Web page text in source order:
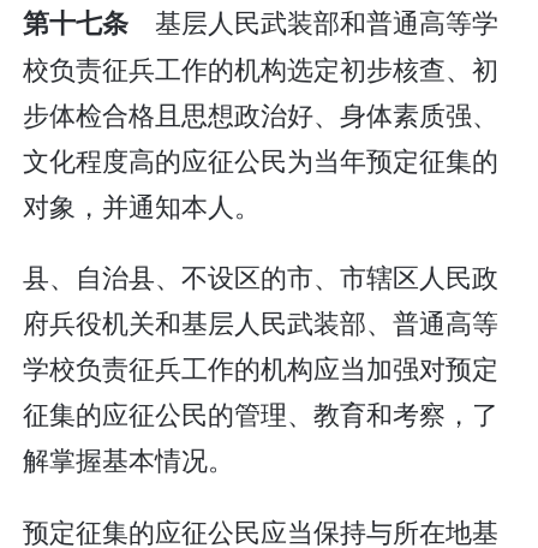
第十七条 基层人民武装部和普通高等学
校负责征兵工作的机构选定初步核查、初
步体检合格且思想政治好、身体素质强、
文化程度高的应征公民为当年预定征集的
对象，并通知本人。
县、自治县、不设区的市、市辖区人民政
府兵役机关和基层人民武装部、普通高等
学校负责征兵工作的机构应当加强对预定
征集的应征公民的管理、教育和考察，了
解掌握基本情况。
预定征集的应征公民应当保持与所在地基